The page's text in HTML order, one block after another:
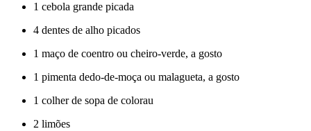
1 cebola grande picada
4 dentes de alho picados
1 maço de coentro ou cheiro-verde, a gosto
1 pimenta dedo-de-moça ou malagueta, a gosto
1 colher de sopa de colorau
2 limões